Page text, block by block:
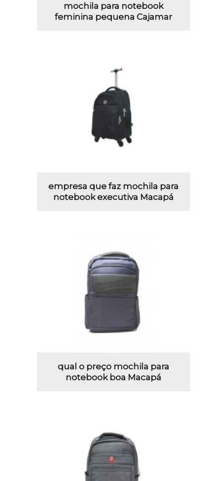
mochila para notebook
feminina pequena Cajamar
empresa que faz mochila para
notebook executiva Macapá
qual o preço mochila para
notebook boa Macapá